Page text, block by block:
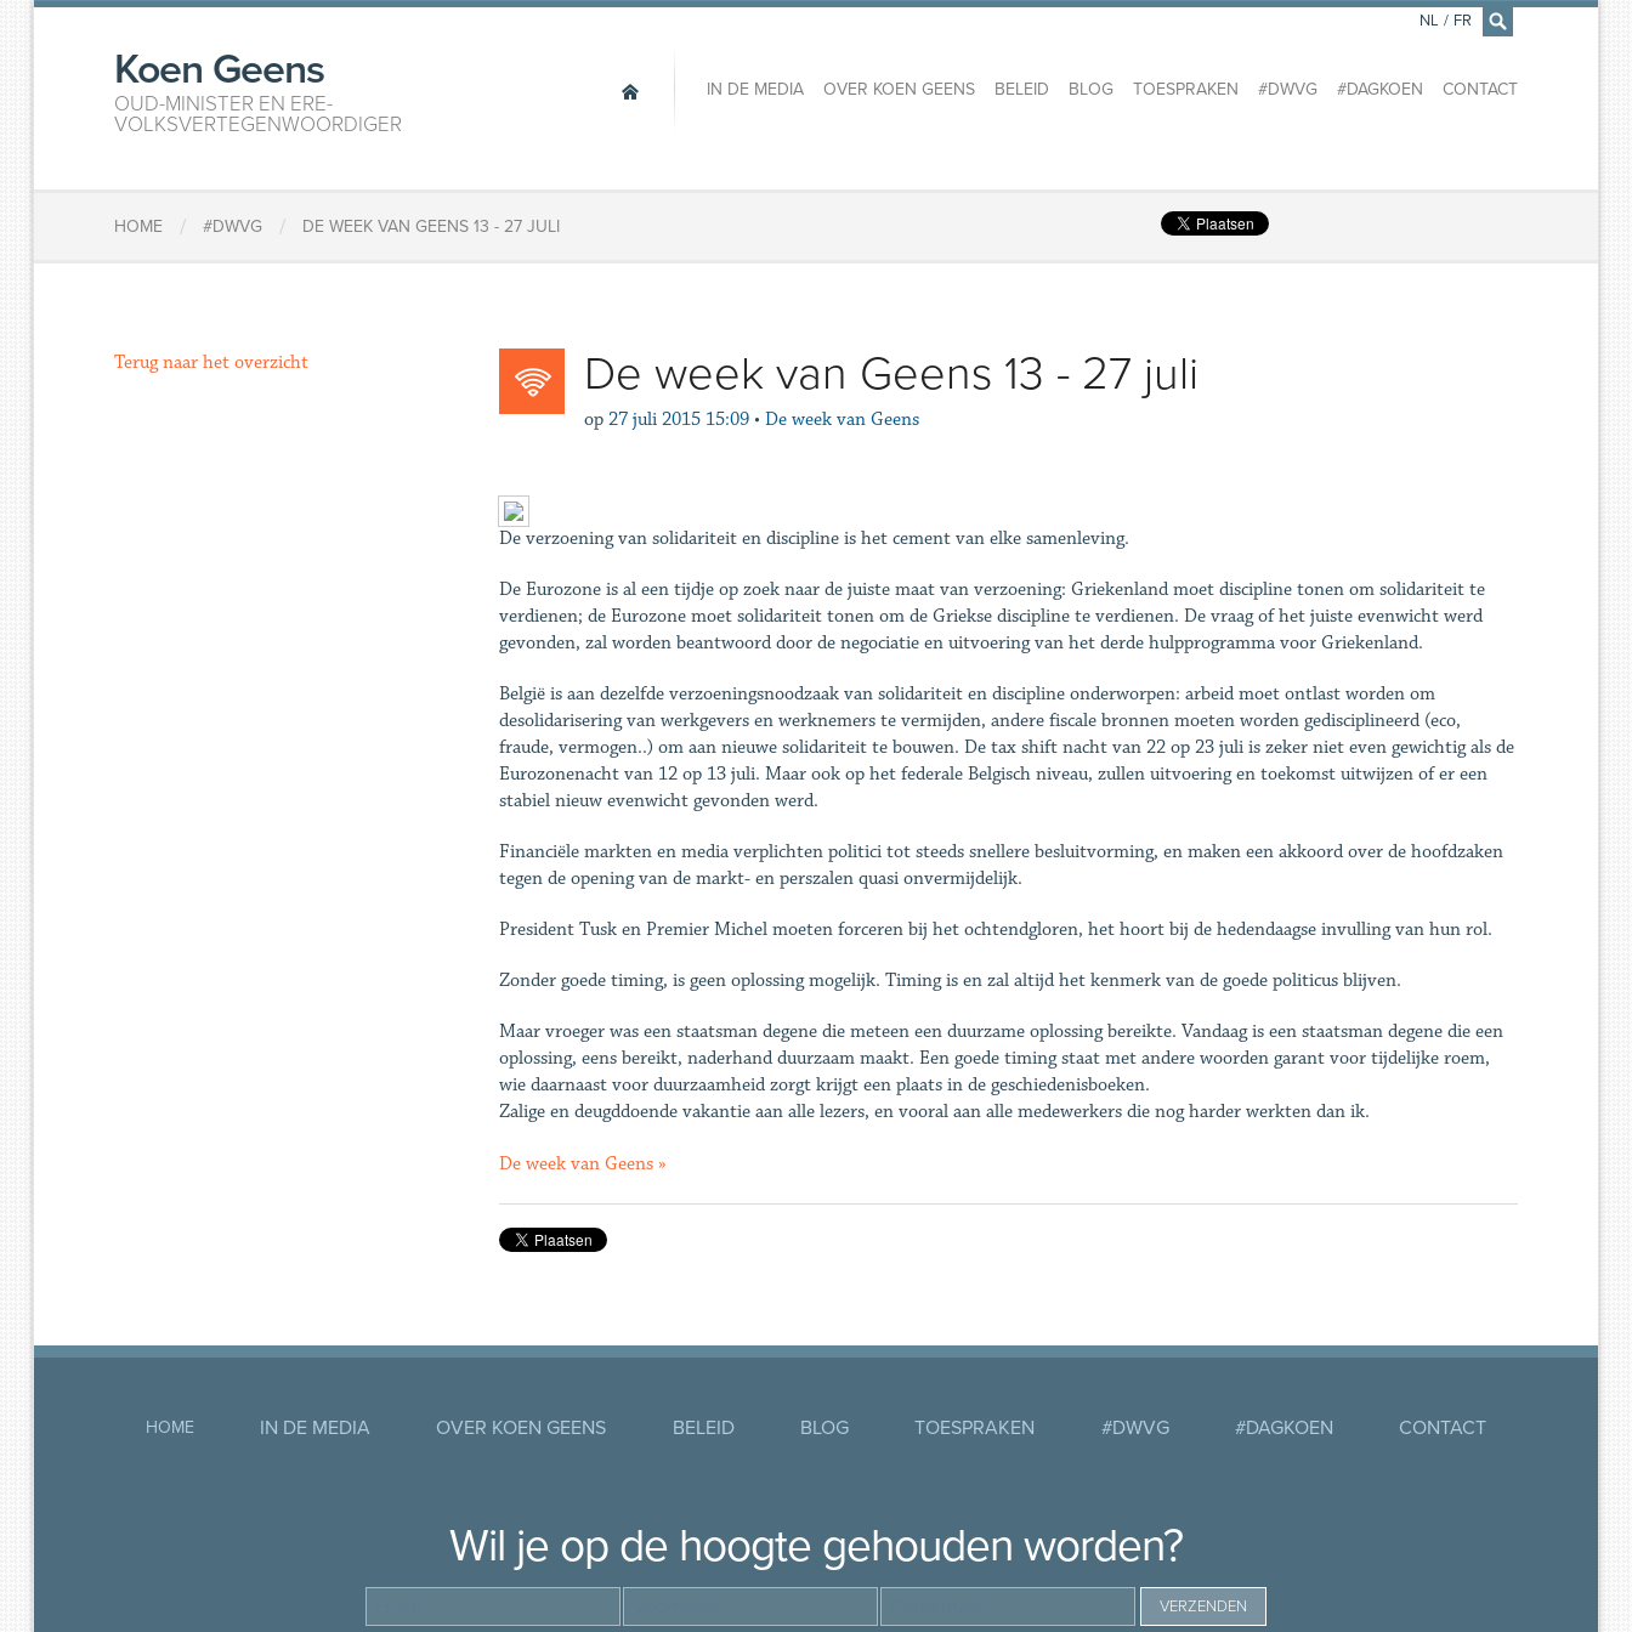
×
Koen Geens
OUD-MINISTER EN ERE-
VOLKSVERTEGENWOORDIGER
IN DE MEDIA OVER KOEN GEENS BELEID BLOG TOESPRAKEN #DWVG #DAGKOEN CONTACT
NL / FR
HOME / #DWVG / DE WEEK VAN GEENS 13 - 27 JULI
De week van Geens 13 - 27 juli
op 27 juli 2015 15:09 • De week van Geens
De verzoening van solidariteit en discipline is het cement van elke samenleving.
De Eurozone is al een tijdje op zoek naar de juiste maat van verzoening: Griekenland moet discipline tonen om solidariteit te
verdienen; de Eurozone moet solidariteit tonen om de Griekse discipline te verdienen. De vraag of het juiste evenwicht werd
gevonden, zal worden beantwoord door de negociatie en uitvoering van het derde hulpprogramma voor Griekenland.
België is aan dezelfde verzoeningsnoodzaak van solidariteit en discipline onderworpen: arbeid moet ontlast worden om
desolidarisering van werkgevers en werknemers te vermijden, andere fiscale bronnen moeten worden gedisciplineerd (eco,
fraude, vermogen..) om aan nieuwe solidariteit te bouwen. De tax shift nacht van 22 op 23 juli is zeker niet even gewichtig als de
Eurozonenacht van 12 op 13 juli. Maar ook op het federale Belgisch niveau, zullen uitvoering en toekomst uitwijzen of er een
stabiel nieuw evenwicht gevonden werd.
Financiële markten en media verplichten politici tot steeds snellere besluitvorming, en maken een akkoord over de hoofdzaken
tegen de opening van de markt- en perszalen quasi onvermijdelijk.
President Tusk en Premier Michel moeten forceren bij het ochtendgloren, het hoort bij de hedendaagse invulling van hun rol.
Zonder goede timing, is geen oplossing mogelijk. Timing is en zal altijd het kenmerk van de goede politicus blijven.
Maar vroeger was een staatsman degene die meteen een duurzame oplossing bereikte. Vandaag is een staatsman degene die een
oplossing, eens bereikt, naderhand duurzaam maakt. Een goede timing staat met andere woorden garant voor tijdelijke roem,
wie daarnaast voor duurzaamheid zorgt krijgt een plaats in de geschiedenisboeken.
Zalige en deugddoende vakantie aan alle lezers, en vooral aan alle medewerkers die nog harder werkten dan ik.
De week van Geens »
Terug naar het overzicht
HOME IN DE MEDIA OVER KOEN GEENS BELEID BLOG TOESPRAKEN #DWVG #DAGKOEN CONTACT
Wil je op de hoogte gehouden worden?